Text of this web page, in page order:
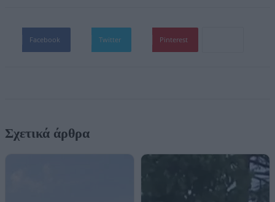
Facebook Twitter Pinterest
Σχετικά άρθρα